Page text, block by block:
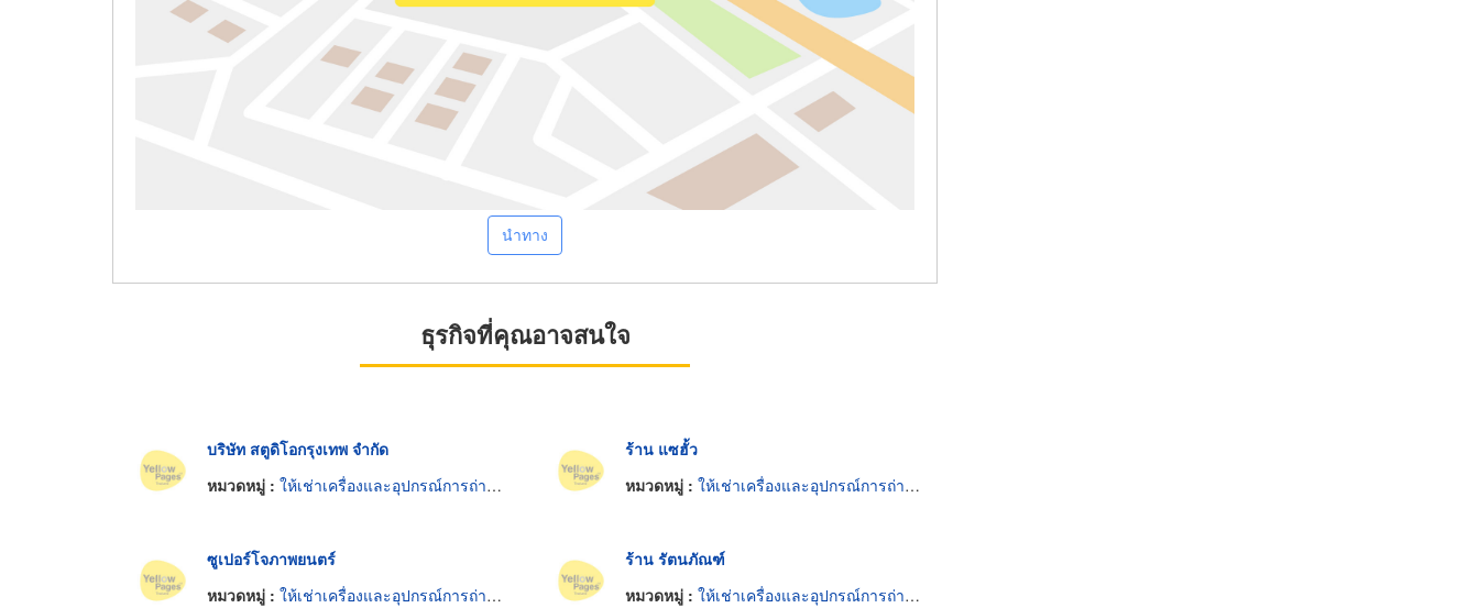
นำทาง
ธุรกิจที่คุณอาจสนใจ
บริษัท สตูดิโอกรุงเทพ จำกัด
หมวดหมู่ : ให้เช่าเครื่องและอุปกรณ์การถ่ายและฉายภาพยนตร์
ร้าน แซฮั้ว
หมวดหมู่ : ให้เช่าเครื่องและอุปกรณ์การถ่ายและฉายภาพยนตร์
ซูเปอร์โจภาพยนตร์
หมวดหมู่ : ให้เช่าเครื่องและอุปกรณ์การถ่ายและฉายภาพยนตร์
ร้าน รัตนภัณฑ์
หมวดหมู่ : ให้เช่าเครื่องและอุปกรณ์การถ่ายและฉายภาพยนตร์